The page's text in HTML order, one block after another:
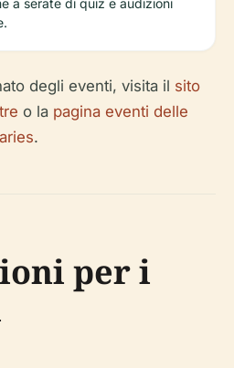
a serate di quiz e audizioni
degli eventi, visita il sito
o la pagina eventi delle
.
per i